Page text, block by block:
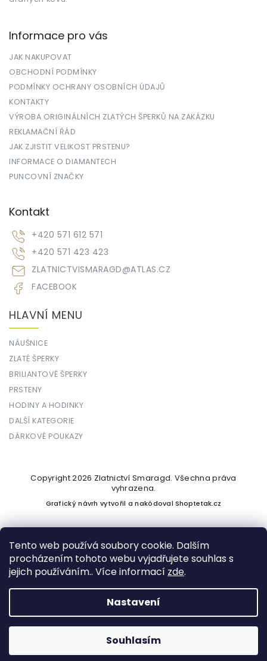
Tento web používá soubory cookie. Dalším
procházením tohoto webu vyjadřujete souhlas s
jejich používáním.. Více informací zde.
Nastavení
Souhlasím
Informace pro vás
JAK NAKUPOVAT
OBCHODNÍ PODMÍNKY
PODMÍNKY OCHRANY OSOBNÍCH ÚDAJŮ
KONTAKTY
VÝROBA ORIGINÁLNÍCH ZLATÝCH ŠPERKŮ NA ZAKÁZKU
REKLAMAČNÍ ŘÁD
JAK ZJISTIT VELIKOST PRSTENU?
INFORMACE O DIAMANTECH
PUNCOVNÍ ZNAČKY
Kontakt
ZLATNICTVISMARAGD@ATLAS.CZ
+420 571 612 571
+420 571 423 423
FACEBOOK
HLAVNÍ MENU
NÁUŠNICE
ZLATÉ ŠPERKY
BRILIANTOVÉ ŠPERKY
PRSTENY
HODINY A HODINKY
DALŠÍ KATEGORIE
DÁRKOVÉ POUKAZY
Vytvořil Shoptet
Copyright 2026 Zlatnictví Smaragd. Všechna práva
vyhrazena.
Grafický návrh vytvořil a nakódovalShoptetak.cz
Podle zákona o evidenci tržeb je prodávající povinen vystavit
kupujícímu účtenku. Zároveň je povinen zaevidovat přijatou
tržbu u správce daně online; v případě technického výpadku
pak nejpozději do 48 hodin.